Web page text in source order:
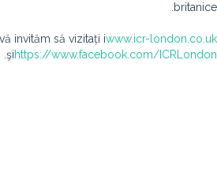
britanice.
invităm să vizitați iwww.icr-london.co.uk
şihttps://www.facebook.com/ICRLondon